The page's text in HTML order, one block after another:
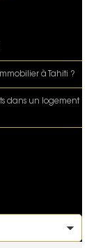
à Tahiti ?
dans un logement